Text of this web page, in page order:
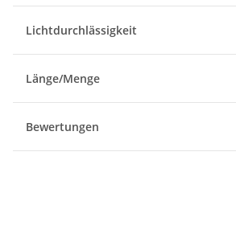
Lichtdurchlässigkeit
Länge/Menge
Bewertungen